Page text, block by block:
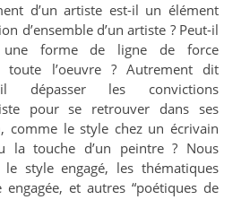
d’un artiste est-il un élément
d’ensemble d’un artiste ? Peut-il
une forme de ligne de force
toute l’oeuvre ? Autrement dit
il dépasser les convictions
pour se retrouver dans ses
comme le style chez un écrivain
la touche d’un peintre ? Nous
style engagé, les thématiques
engagée, et autres “poétiques de